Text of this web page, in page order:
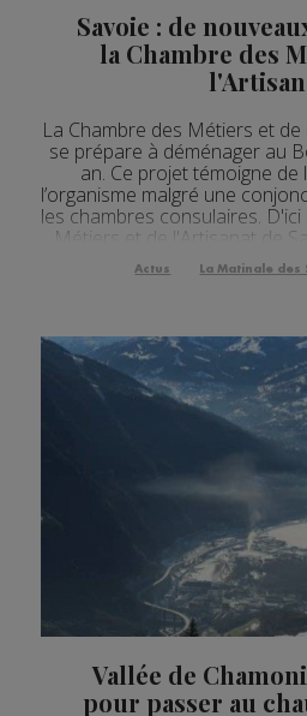
Savoie : de
la Chambre des
La Chambre des Métiers et de
se prépare à déménager au
an. Ce projet témoigne
l’organisme malgré une
les chambres consulaires.
Métiers et de l'Artisanat de
Chambéry au Bourget-du-Lac
la première pierre du
Actus La Matinale des
Vallée de
pour passer au